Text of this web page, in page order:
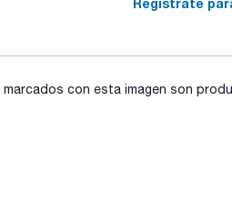
con esta imagen son